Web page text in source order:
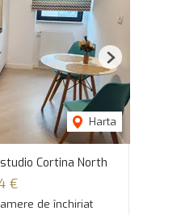
Harta
Next
Cortina North
€
de închiriat